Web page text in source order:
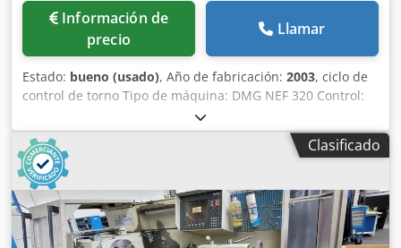
Información de
precio
Llamar
Estado: bueno (usado), Año de fabricación: 2003, ciclo de
control de torno Tipo de máquina: DMG NEF 320 Control:
Heidenhain Manual plus Año de construcción: 2003
Disponible desde: sofort / now DATOS TECNICOS Longitud
máx. de torneado: 750 mm Diámetro torneado: 320 mm
Taladrado mandril: 52 Velocidad de rotación: 10 - 4.000
rpm Pasos mecanismo: 2 Potencia de accionamiento: 9 kW
Cabezal móvil: MK 5 Potencia máx. absorbida: 14 kVA kW
Peso máquina: 2.800 kg Dkodoziza Ispfx Ad Sor Dimensión
Clasificado